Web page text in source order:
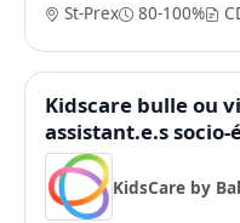
St-Prex 80-100%
Kidscare bulle ou
assistant.e.s socio-
KidsCare by